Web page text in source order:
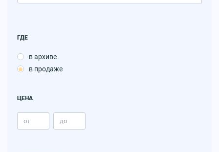
ГДЕ
в архиве
в продаже
ЦЕНА